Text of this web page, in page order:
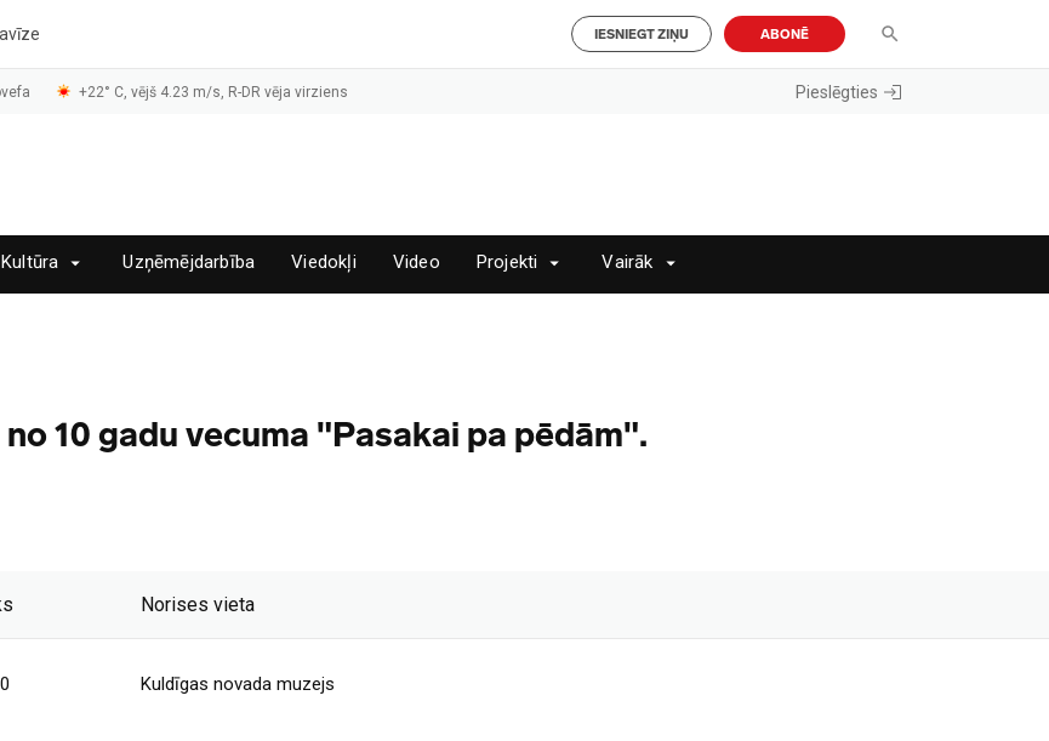
IESNIEGT ZIŅU ABONĒ
+22° C, vējš 4.23 m/s, R-DR vēja virziens Pieslēgties
Kultūra Uzņēmējdarbība Viedokļi Video Projekti Vairāk
10 gadu vecuma "Pasakai pa pēdām".
Norises vieta
Kuldīgas novada muzejs